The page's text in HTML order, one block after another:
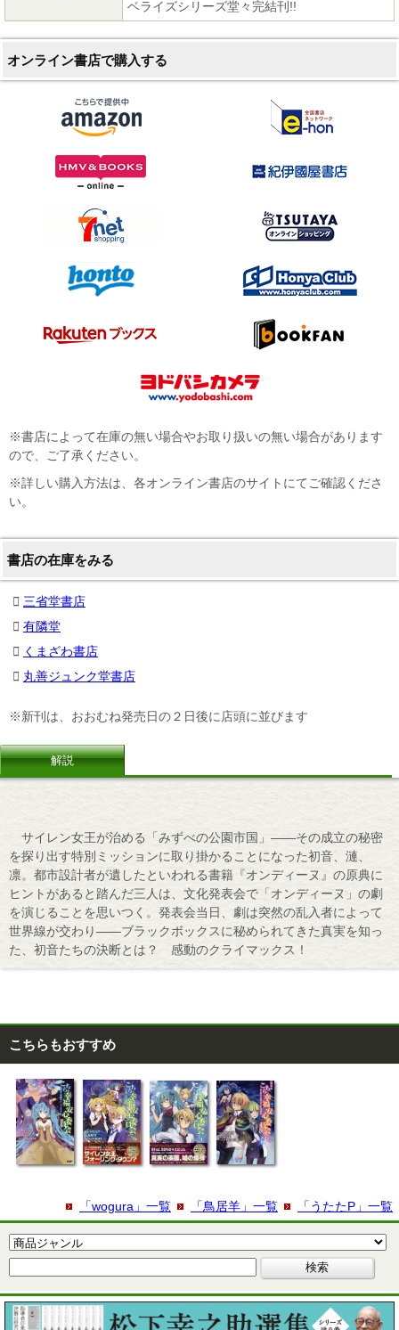
ベライズシリーズ堂々完結刊!!
オンライン書店で購入する
※書店によって在庫の無い場合やお取り扱いの無い場合があります
ので、ご了承ください。
※詳しい購入方法は、各オンライン書店のサイトにてご確認くださ
い。
書店の在庫をみる
三省堂書店
有隣堂
くまざわ書店
丸善ジュンク堂書店
※新刊は、おおむね発売日の２日後に店頭に並びます
解説
サイレン女王が治める「みずべの公園市国」――その成立の秘密
を探り出す特別ミッションに取り掛かることになった初音、漣、
凛。都市設計者が遺したといわれる書籍『オンディーヌ』の原典に
ヒントがあると踏んだ三人は、文化発表会で「オンディーヌ」の劇
を演じることを思いつく。発表会当日、劇は突然の乱入者によって
世界線が交わり――ブラックボックスに秘められてきた真実を知っ
た、初音たちの決断とは？ 感動のクライマックス！
こちらもおすすめ
「うたたP」一覧
「鳥居羊」一覧
「wogura」一覧